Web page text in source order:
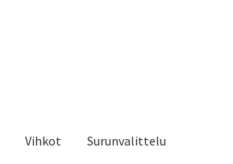
Vihkot Surunvalittelu